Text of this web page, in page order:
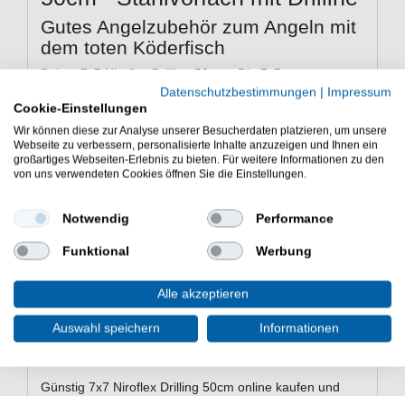
Gutes Angelzubehör zum Angeln mit
dem toten Köderfisch
Balzer 7x7 Niroflex Drilling 50cm - Die 7x7
Raubfischvorfächer sind aus rostfreiem Niroflex
Edelstahl und bestehen aus 49 Einzellitzen. Durch den
Verzicht auf die Kunststoffummantelung wird ein hohes
Maß an Geschmeidigkeit erreicht.
Eigenschaften von dem Balzer 7x7
Niroflex /Drilling 50cm
Stahlvorfach
7x7 Niroflex Stahl
mit Drilling
Lieferumfang: 1 Vorfach in einer gewählten
Günstig 7x7 Niroflex Drilling 50cm online kaufen und
Datenschutzbestimmungen | Impressum
Cookie-Einstellungen
Wir können diese zur Analyse unserer Besucherdaten platzieren, um unsere
Webseite zu verbessern, personalisierte Inhalte anzuzeigen und Ihnen ein
großartiges Webseiten-Erlebnis zu bieten. Für weitere Informationen zu den
von uns verwendeten Cookies öffnen Sie die Einstellungen.
Notwendig Performance
Funktional Werbung
Alle akzeptieren
Auswahl speichern Informationen